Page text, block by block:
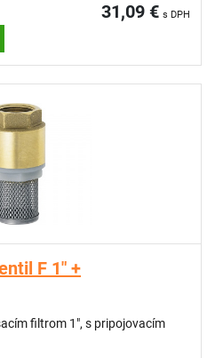
31,09 € s DPH
F 1" +
filtrom 1", s pripojovacím